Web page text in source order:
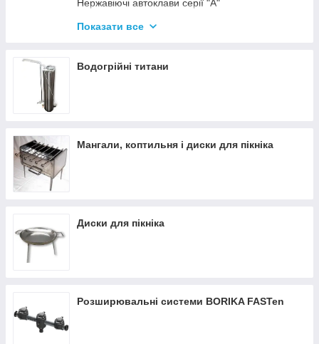
Нержавіючі автоклави серії "А"
Промислові автоклави
Комплектуючі для автоклавів
Показати все
Водогрійні титани
Мангали, коптильня і диски для пікніка
Диски для пікніка
Розширювальні системи BORIKA FASTen